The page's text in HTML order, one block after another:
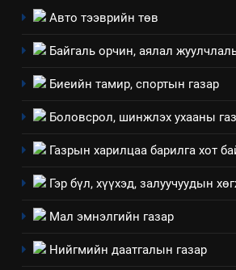
Авто тээврийн төв
Байгаль орчин, аялал
Биеийн тамир, спортын газар
Боловсрол, шинжлэх ухааны
Газрын харилцаа барилга хот
Гэр бүл, хүүхэд, залуучуудын
Мал эмнэлгийн газар
Нийгмийн даатгалын газар
7
байгаа хууль
ИЛ ТОД БАЙДАЛ
Мэдээлэл
үйлдвэрлэл,
технологийн
ИЛ ТОД БАЙДАЛ